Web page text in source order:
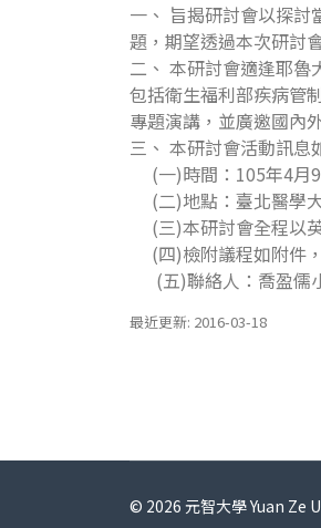
一、 旨揭研討會以探
題，期望透過本次研討
二、 本研討會適逢耶魯
包括衛生福利部疾病管
專題演講，並廣邀國內
三、 本研討會活動訊
(一)時間：105年4
(二)地點：臺北醫學
(三)本研討會全程以
(四)檢附議程如附件
(五)聯絡人：喬盈儒
最近更新: 2016-03-18
© 2026 元智大學 Yuan Ze